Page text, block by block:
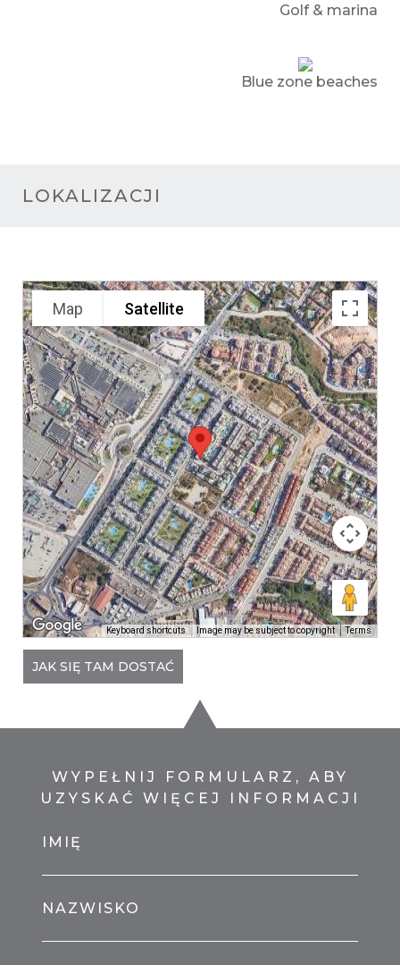
Golf & marina
Blue zone beaches
LOKALIZACJI
Map Satellite
Keyboard shortcuts Image may be subject to copyright Terms
JAK SIĘ TAM DOSTAĆ
WYPEŁNIJ FORMULARZ, ABY
UZYSKAĆ WIĘCEJ INFORMACJI
IMIĘ
NAZWISKO